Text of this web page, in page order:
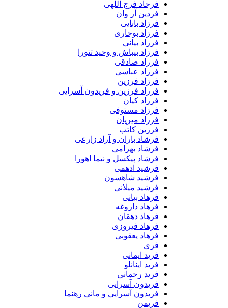
فرجاد فرج اللهی
فردین آر وان
فرزاد بابایی
فرزاد بوجاری
فرزاد بیانی
فرزاد بیباش و وحید تتورا
فرزاد صادقی
فرزاد عباسی
فرزاد فرزین
فرزاد فرزین و فریدون آسرایی
فرزاد کیان
فرزاد مستوفی
فرزاد میریان
فرزین کاتب
فرشاد باران و آراد زارعی
فرشاد بهرامی
فرشاد پیکسل و نیما اهورا
فرشید ادهمی
فرشید شاهسون
فرشید میلانی
فرهاد بیانی
فرهاد داروغه
فرهاد دهقان
فرهاد فیروزی
فرهاد یعقوبی
فرید ایمانی
فرید اینانلو
فرید رحمانی
فریدون آسرایی
فریدون آسرایی و مانی رهنما